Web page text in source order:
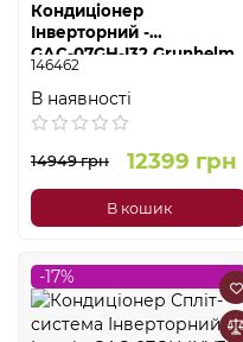
Кондиціонер
Інверторний -
GАС-07GН-І32 Grunhelm
146462
В наявності
14949 грн 12399 грн
В кошик
-17%